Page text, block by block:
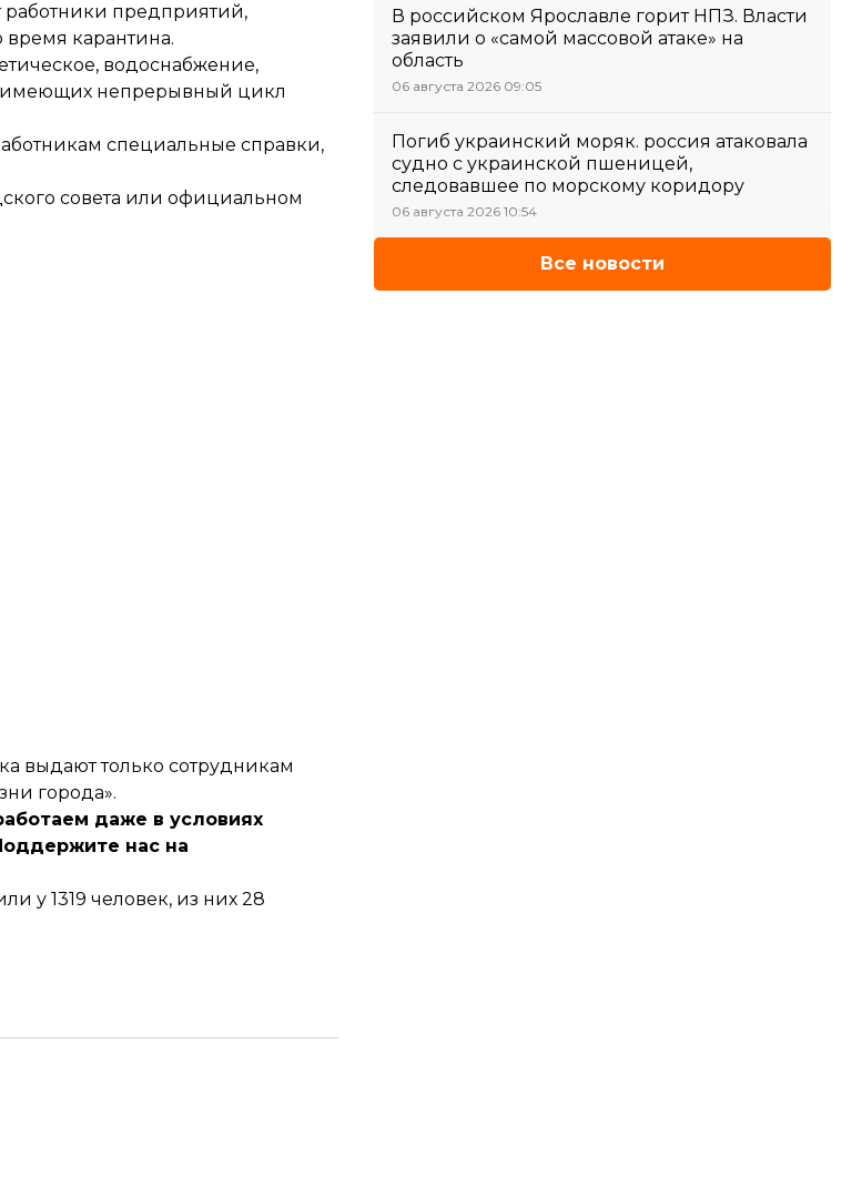
работники предприятий,
карантина.
водоснабжение,
имеющих непрерывный цикл
специальные справки,
совета или официальном
выдают только сотрудникам
города».
даже в условиях
нас на
у 1319 человек, из них 28
В российском Ярославле горит НПЗ. Власти
заявили о «самой массовой атаке» на
область
06 августа 2026 09:05
Погиб украинский моряк. россия атаковала
судно с украинской пшеницей,
следовавшее по морскому коридору
06 августа 2026 10:54
Все новости